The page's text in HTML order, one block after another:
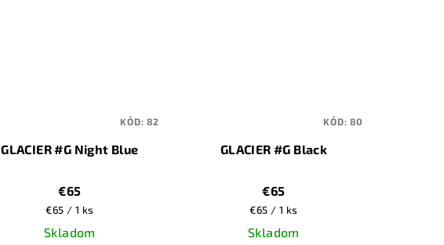
GLACIER #G Night Blue
€65
Jednotková
cena:
€65 / 1 ks
Skladom
KÓD:82
GLACIER #G Black
€65
Jednotková
cena:
€65 / 1 ks
Skladom
KÓD:80